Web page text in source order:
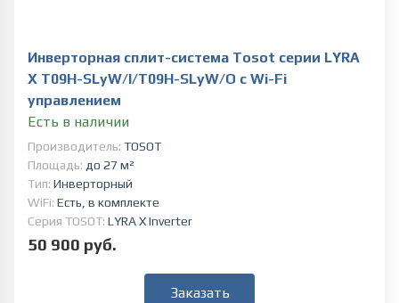
Инверторная сплит-система Tosot серии LYRA
X T09H-SLyW/I/T09H-SLyW/O c Wi-Fi
управлением
Есть в наличии
Производитель: TOSOT
Площадь: до 27 м²
Тип: Инверторный
WiFi: Есть, в комплекте
Серия TOSOT: LYRA X Inverter
50 900 руб.
Заказать